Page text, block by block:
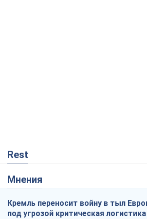
Rest
Мнения
Кремль переносит войну в тыл
под угрозой критическая логистика